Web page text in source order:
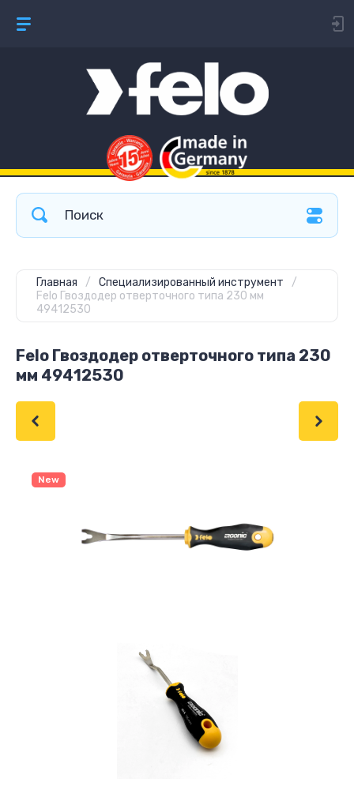
Главная / Специализированный инструмент
/
Felo Гвоздодер отверточного типа 230 мм
49412530
Felo Гвоздодер отверточного типа 230
мм 49412530
New